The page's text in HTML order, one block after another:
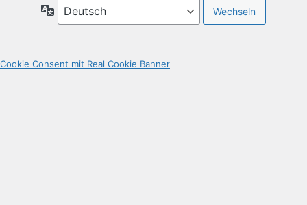
Sprache
Cookie Consent mit Real Cookie Banner